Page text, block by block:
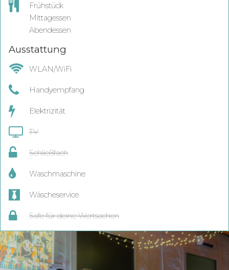
Frühstück
Mittagessen
Abendessen
Ausstattung
WLAN/WiFi
Handyempfang
Elektrizität
TV
Schließfach
Waschmaschine
Wäscheservice
Safe für deine Wertsachen